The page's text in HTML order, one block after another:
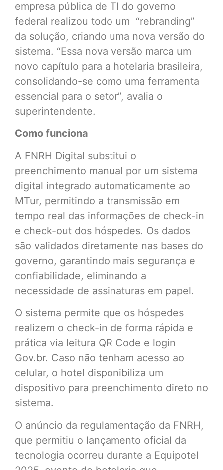
empresa pública de TI do governo
federal realizou todo um “rebranding”
da solução, criando uma nova versão do
sistema. “Essa nova versão marca um
novo capítulo para a hotelaria brasileira,
consolidando-se como uma ferramenta
essencial para o setor”, avalia o
superintendente.
Como funciona
A FNRH Digital substitui o
preenchimento manual por um sistema
digital integrado automaticamente ao
MTur, permitindo a transmissão em
tempo real das informações de check-in
e check-out dos hóspedes. Os dados
são validados diretamente nas bases do
governo, garantindo mais segurança e
confiabilidade, eliminando a
necessidade de assinaturas em papel.
O sistema permite que os hóspedes
realizem o check-in de forma rápida e
prática via leitura QR Code e login
Gov.br. Caso não tenham acesso ao
celular, o hotel disponibiliza um
dispositivo para preenchimento direto no
sistema.
O anúncio da regulamentação da FNRH,
que permitiu o lançamento oficial da
tecnologia ocorreu durante a Equipotel